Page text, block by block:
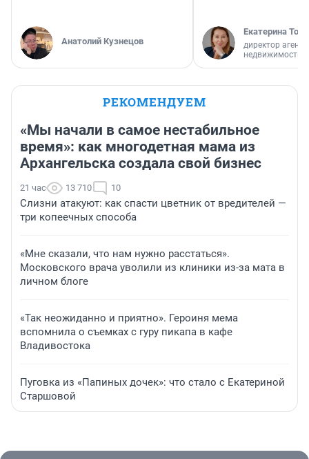
Анатолий Кузнецов
Екатерина
директор
недвижимости
РЕКОМЕНДУЕМ
«Мы начали в самое нестабильное
время»: как многодетная мама из
Архангельска создала свой бизнес
21 час 13 710 10
Слизни атакуют: как спасти цветник от вредителей —
три копеечных способа
«Мне сказали, что нам нужно расстаться».
Московского врача уволили из клиники из-за мата в
личном блоге
«Так неожиданно и приятно». Героиня мема
вспомнила о съемках с гуру пикапа в кафе
Владивостока
Пуговка из «Папиных дочек»: что стало с Екатериной
Старшовой